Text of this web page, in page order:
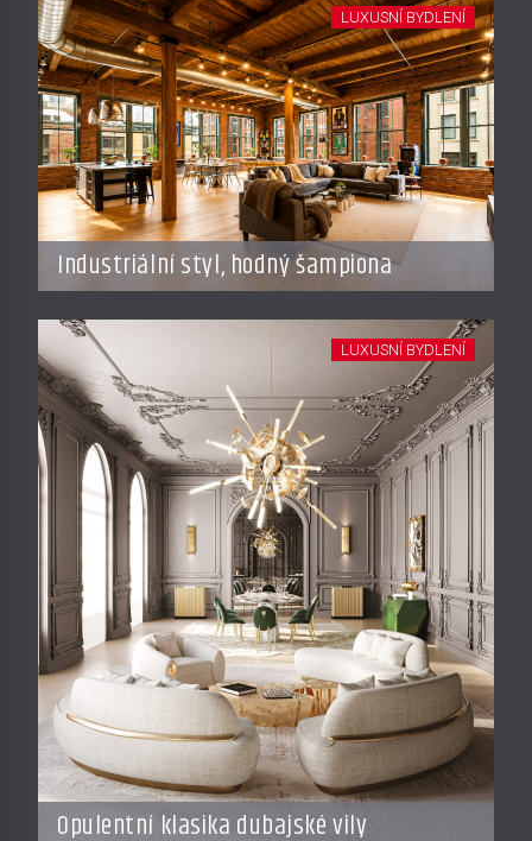
Industriální styl, hodný šampiona
LUXUSNÍ BYDLENÍ
Opulentní klasika dubajské vily
LUXUSNÍ BYDLENÍ